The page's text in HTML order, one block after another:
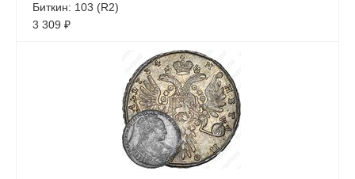
Биткин: 103 (R2)
3 309 ₽